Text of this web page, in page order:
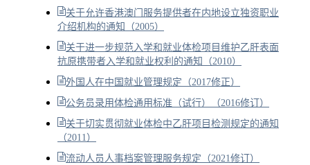
关于允许香港澳门服务提供者在内地设立独资职业
介绍机构的通知（2005）
关于进一步规范入学和就业体检项目维护乙肝表面
抗原携带者入学和就业权利的通知（2010）
外国人在中国就业管理规定（2017修正）
公务员录用体检通用标准（试行）（2016修订）
关于切实贯彻就业体检中乙肝项目检测规定的通知
（2011）
流动人员人事档案管理服务规定（2021修订）